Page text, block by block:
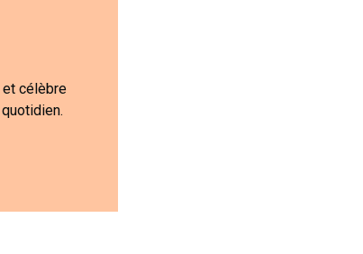
célèbre